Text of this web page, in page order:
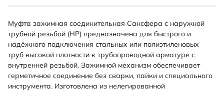
Муфта зажимная соединительная Сансфера с наружной
трубной резьбой (НР) предназначена для быстрого и
надёжного подключения стальных или полиэтиленовых
труб высокой плотности к трубопроводной арматуре с
внутренней резьбой. Зажимной механизм обеспечивает
герметичное соединение без сварки, пайки и специального
инструмента. Изготовлена из нелегированной